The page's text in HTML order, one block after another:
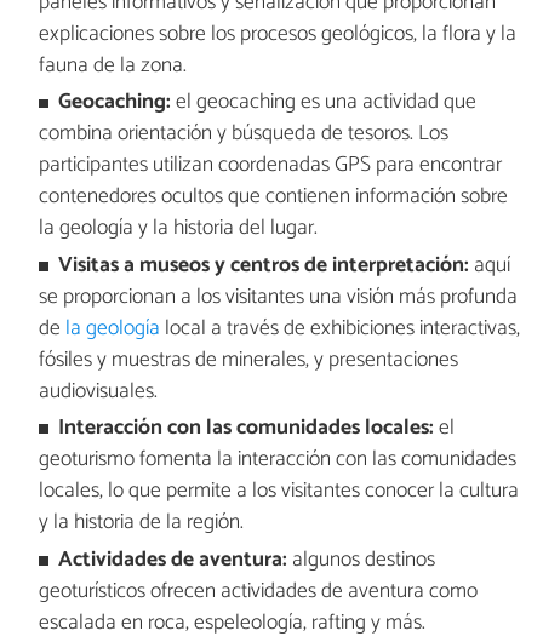
explicaciones sobre los procesos geológicos, la flora y la
fauna de la zona.
Geocaching:el geocaching es una actividad que
combina orientación y búsqueda de tesoros. Los
participantes utilizan coordenadas GPS para encontrar
contenedores ocultos que contienen información sobre
la geología y la historia del lugar.
Visitas a museos y centros de interpretación: aquí
se proporcionan a los visitantes una visión más profunda
de la geología local a través de exhibiciones interactivas,
fósiles y muestras de minerales, y presentaciones
audiovisuales.
Interacción con las comunidades locales:el
geoturismo fomenta la interacción con las comunidades
locales, lo que permite a los visitantes conocer la cultura
y la historia de la región.
Actividades de aventura: algunos destinos
geoturísticos ofrecen actividades de aventura como
escalada en roca, espeleología, rafting y más.